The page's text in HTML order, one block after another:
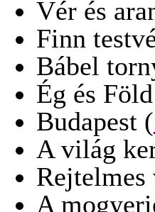
Vér és
Finn
Bábel
Ég és
Budapest (
A világ
A